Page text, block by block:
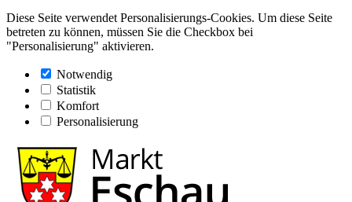
Diese Seite verwendet Personalisierungs-Cookies. Um diese Seite
betreten zu können, müssen Sie die Checkbox bei
"Personalisierung" aktivieren.
Notwendig
Statistik
Komfort
Personalisierung